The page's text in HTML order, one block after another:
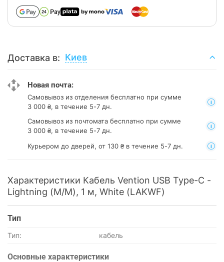
Доставка в: Киев
Новая почта:
Самовывоз из отделения бесплатно при сумме
3 000 ₴, в течение 5-7 дн.
Самовывоз из почтомата бесплатно при сумме
3 000 ₴, в течение 5-7 дн.
Курьером до дверей, от 130 ₴ в течение 5-7 дн.
Характеристики Кабель Vention USB Type-C -
Lightning (M/M), 1 м, White (LAKWF)
Тип
Тип: кабель
Основные характеристики